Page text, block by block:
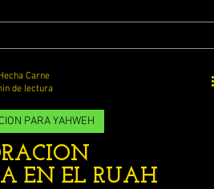
EN EL RUAH
PARA YAHWEH
Carne
de lectura